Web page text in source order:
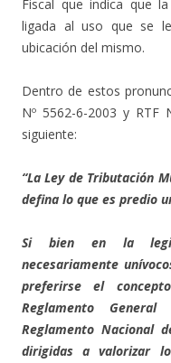
Fiscal que indica que
ligada al uso que se
ubicación del mismo.
Dentro de estos
Nº 5562-6-2003 y RTF
siguiente:
“La Ley de Tributación
defina lo que es predio
Si bien en la
necesariamente
preferirse el
Reglamento
Reglamento Nacional
dirigidas a valorizar